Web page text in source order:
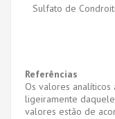
Sulfato de
Referências
Os valores
ligeiramente
valores estão de